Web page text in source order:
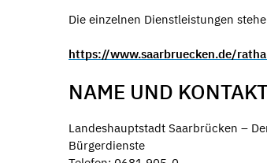
Die einzelnen Dienstleistungen
https://www.saarbruecken.de/
NAME UND
Landeshauptstadt Saarbrücken –
Bürgerdienste